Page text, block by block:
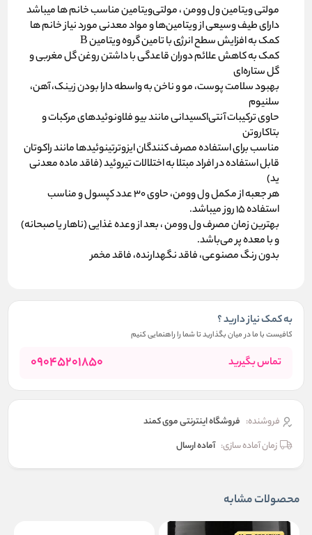
مولتی ویتامین ول وومن ، مولتی‌ویتامین مناسب خانم ها میباشد
دارای طیف وسیعی از ویتامین‌ها و مواد معدنی مورد نیاز خانم ها
کمک به افزایش سطح انرژی با تامین گروه ویتامین‌ B
کمک به کاهش علائم دوران قاعدگی با داشتن روغن گل مغربی و
گل ستاره‌ای
بهبود سلامت پوست، مو و ناخن به واسطه دارا بودن زینک، آهن،
سلنیوم
حاوی ترکیبات آنتی‌اکسیدانی مانند بیو فلاونوئیدهای مرکبات و
بتاکاروتن
مناسب برای استفاده مصرف کنندگان ایزوترتینوئیدها مانند راکوتان
قابل استفاده در افراد مبتلا به اختلالات تیروئید (فاقد ماده معدنی
ید)
هر جعبه از مکمل ول وومن، حاوی 30 عدد کپسول و مناسب
استفاده 15 روز میباشد.
بهترین زمان مصرف ول وومن ، بعد از وعده غذایی (ناهار یا صبحانه)
و با معده پر می‌باشد.
بدون رنگ مصنوعی، فاقد نگهدارنده، فاقد مخمر
به کمک نیاز دارید ؟
کافیست با ما در میان بگذارید تا شما را راهنمایی کنیم
تماس بگیرید 09045201850
فروشنده: فروشگاه اینترنتی موی کمند
زمان آماده سازی: آماده ارسال
محصولات مشابه